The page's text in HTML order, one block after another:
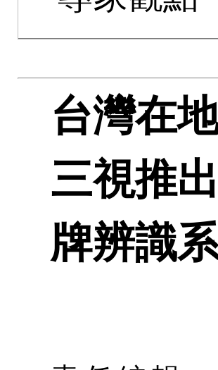
台灣在
三視推
牌辨識